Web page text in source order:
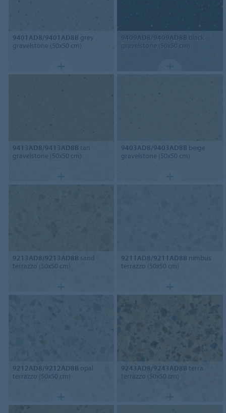
9401AD8/9401AD8B grey
gravelstone (50x50 cm)
9409AD8/9409AD8B black
gravelstone (50x50 cm)
9413AD8/9413AD8B tan
gravelstone (50x50 cm)
9403AD8/9403AD8B beige
gravelstone (50x50 cm)
9213AD8/9213AD8B sand
terrazzo (50x50 cm)
9211AD8/9211AD8B nimbus
terrazzo (50x50 cm)
9212AD8/9212AD8B opal
terrazzo (50x50 cm)
9243AD8/9243AD8B terra
terrazzo (50x50 cm)